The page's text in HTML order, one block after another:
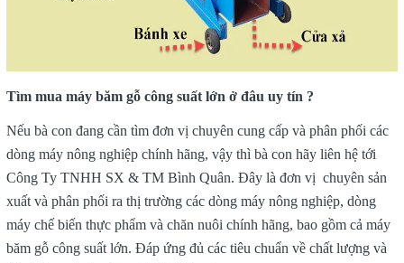
Tìm mua máy băm gỗ công suất lớn ở đâu uy tín ?
Nếu bà con đang cần tìm đơn vị chuyên cung cấp và phân phối các
dòng máy nông nghiệp chính hãng, vậy thì bà con hãy liên hệ tới
Công Ty TNHH SX & TM Bình Quân. Đây là đơn vị chuyên sản
xuất và phân phối ra thị trường các dòng máy nông nghiệp, dòng
máy chế biến thực phẩm và chăn nuôi chính hãng, bao gồm cả máy
băm gỗ công suất lớn. Đáp ứng đủ các tiêu chuẩn về chất lượng và